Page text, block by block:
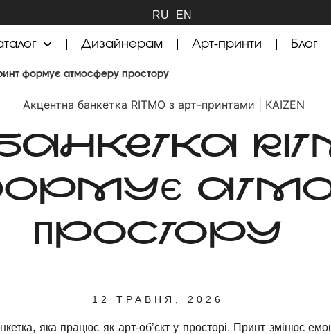
RU EN
Дизайнерам Арт-принти Блог
формує атмосферу простору
ПРОСТОРУ
12 ТРАВНЯ, 2026
яка працює як арт-об’єкт у просторі. Принт змінює